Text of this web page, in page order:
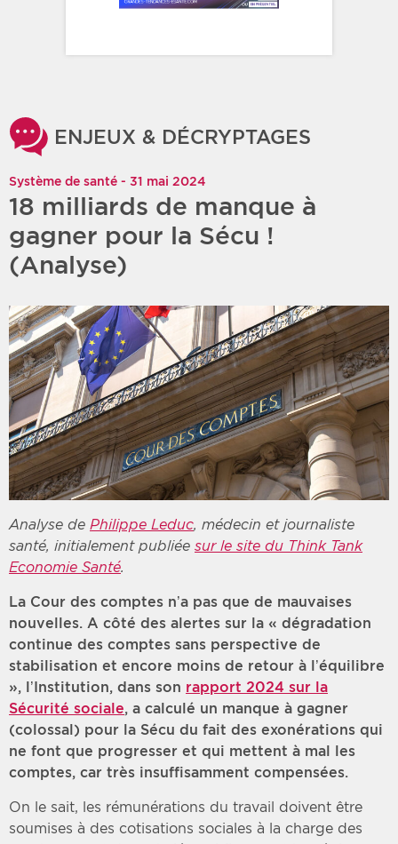
ENJEUX & DÉCRYPTAGES
Système de santé - 31 mai 2024
18 milliards de manque à
gagner pour la Sécu !
(Analyse)
Analyse de Philippe Leduc, médecin et journaliste
santé, initialement publiée sur le site du Think Tank
Economie Santé.
La Cour des comptes n’a pas que de mauvaises
nouvelles. A côté des alertes sur la « dégradation
continue des comptes sans perspective de
stabilisation et encore moins de retour à l’équilibre
», l’Institution, dans son rapport 2024 sur la
Sécurité sociale, a calculé un manque à gagner
(colossal) pour la Sécu du fait des exonérations qui
ne font que progresser et qui mettent à mal les
comptes, car très insuffisamment compensées.
On le sait, les rémunérations du travail doivent être
soumises à des cotisations sociales à la charge des